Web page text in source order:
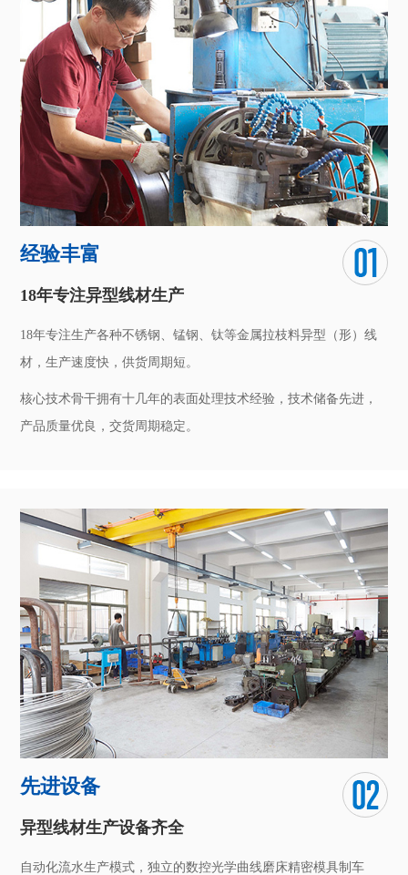
经验丰富
18年专注异型线材生产
18年专注生产各种不锈钢、锰钢、钛等金属拉枝料异型（形）线
材，生产速度快，供货周期短。
核心技术骨干拥有十几年的表面处理技术经验，技术储备先进，
产品质量优良，交货周期稳定。
先进设备
异型线材生产设备齐全
自动化流水生产模式，独立的数控光学曲线磨床精密模具制车